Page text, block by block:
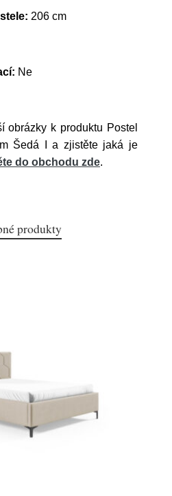
206 cm
Ne
obrázky k produktu Postel
Šedá I a zjistěte jaká je
do obchodu zde.
produkty